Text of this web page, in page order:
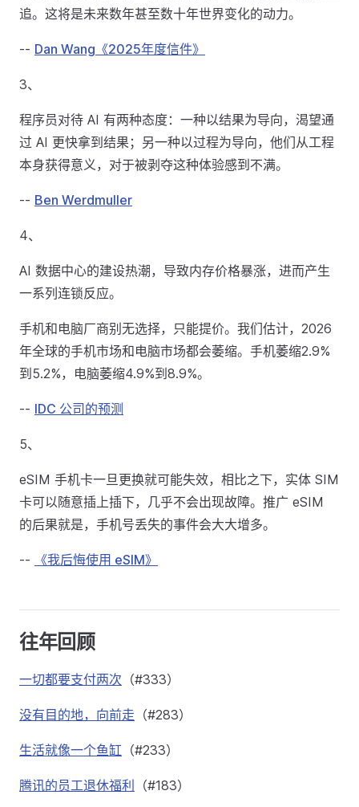
追。这将是未来数年甚至数十年世界变化的动力。
-- Dan Wang《2025年度信件》
3、
程序员对待 AI 有两种态度：一种以结果为导向，渴望通
过 AI 更快拿到结果；另一种以过程为导向，他们从工程
本身获得意义，对于被剥夺这种体验感到不满。
-- Ben Werdmuller
4、
AI 数据中心的建设热潮，导致内存价格暴涨，进而产生
一系列连锁反应。
手机和电脑厂商别无选择，只能提价。我们估计，2026
年全球的手机市场和电脑市场都会萎缩。手机萎缩2.9%
到5.2%，电脑萎缩4.9%到8.9%。
-- IDC 公司的预测
5、
eSIM 手机卡一旦更换就可能失效，相比之下，实体 SIM
卡可以随意插上插下，几乎不会出现故障。推广 eSIM
的后果就是，手机号丢失的事件会大大增多。
-- 《我后悔使用 eSIM》
往年回顾
一切都要支付两次 （#333）
没有目的地，向前走 （#283）
生活就像一个鱼缸 （#233）
腾讯的员工退休福利 （#183）